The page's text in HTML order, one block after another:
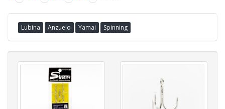
Lubina Anzuelo Yamai Spinning